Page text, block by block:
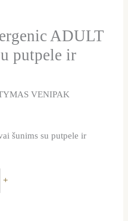
ADULT
putpele ir
VENIPAK
šunims su putpele ir
+